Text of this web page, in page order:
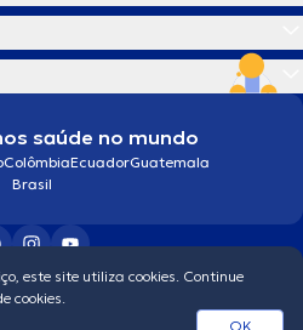
saúde no mundo
ColômbiaEcuadorGuatemala
Brasil
gerais
este site utiliza cookies. Continue
cookies.
OK